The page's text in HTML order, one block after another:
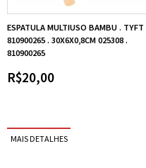
ESPATULA MULTIUSO BAMBU . TYFT
810900265 . 30X6X0,8CM 025308 .
810900265
R$20,00